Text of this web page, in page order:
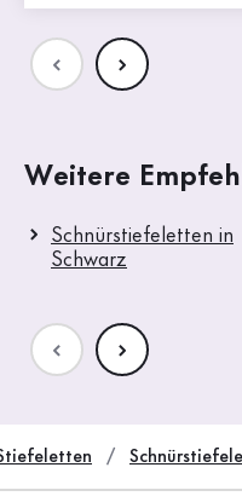
Weitere
Schnürstiefeletten in
Schwarz